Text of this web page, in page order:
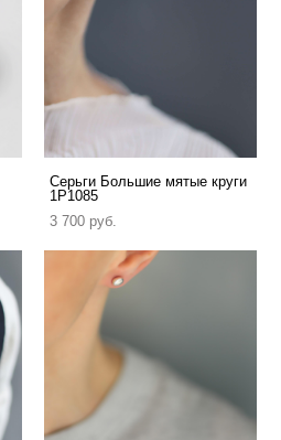
Серьги Большие мятые круги
1P1085
3 700 pуб.